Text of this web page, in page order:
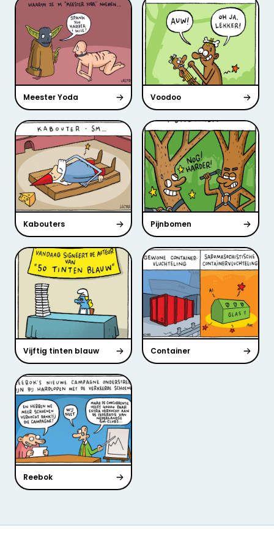
Meester Yoda Voodoo
Kabouters Pijnbomen
Vijftig tinten blauw Container
Reebok